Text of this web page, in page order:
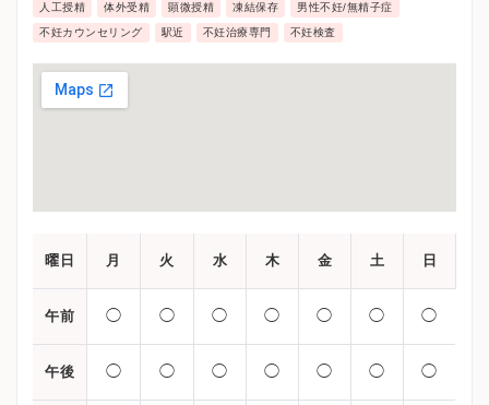
人工授精 体外受精 顕微授精 凍結保存 男性不妊/無精子症
不妊カウンセリング 駅近 不妊治療専門 不妊検査
曜日 月 火 水 木 金 土 日
午前 ◯ ◯ ◯ ◯ ◯ ◯ ◯
午後 ◯ ◯ ◯ ◯ ◯ ◯ ◯